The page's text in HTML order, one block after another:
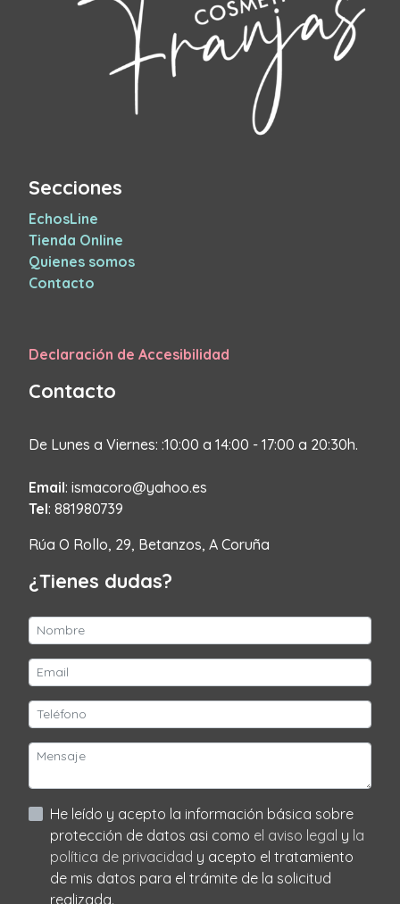
Secciones
EchosLine
Tienda Online
Quienes somos
Contacto
Declaración de Accesibilidad
Contacto
De Lunes a Viernes: :10:00 a 14:00 - 17:00 a 20:30h.
Email: ismacoro@yahoo.es
Tel: 881980739
Rúa O Rollo, 29, Betanzos, A Coruña
¿Tienes dudas?
He leído y acepto la información básica sobre
protección de datos asi como el aviso legal y la
política de privacidad y acepto el tratamiento
de mis datos para el trámite de la solicitud
realizada.